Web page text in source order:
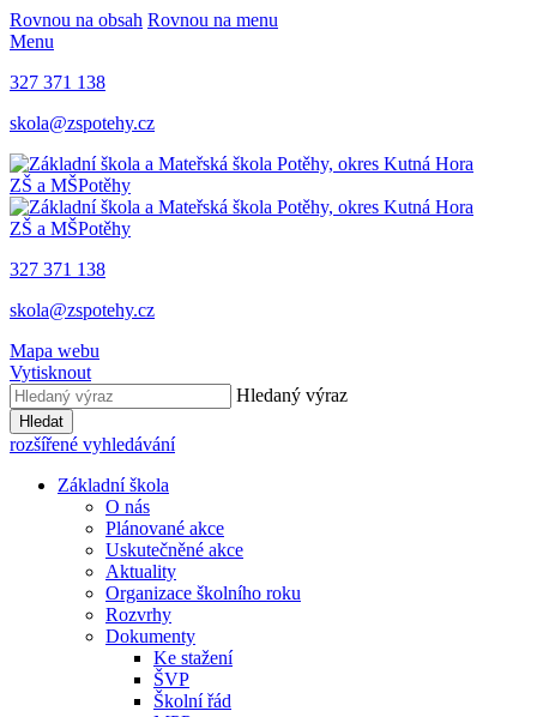
Rovnou na obsah Rovnou na menu
Menu
327 371 138
skola@zspotehy.cz
ZŠ a MŠPotěhy
ZŠ a MŠPotěhy
327 371 138
skola@zspotehy.cz
Mapa webu
Vytisknout
Hledaný výraz
Hledat
rozšířené vyhledávání
Základní škola
O nás
Plánované akce
Uskutečněné akce
Aktuality
Organizace školního roku
Rozvrhy
Dokumenty
Ke stažení
ŠVP
Školní řád